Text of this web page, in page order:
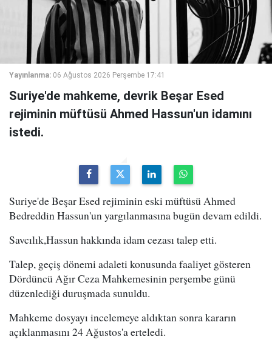
Yayınlanma: 06 Ağustos 2026 Perşembe 17:41
Suriye'de mahkeme, devrik Beşar Esed
rejiminin müftüsü Ahmed Hassun'un idamını
istedi.
Suriye'de Beşar Esed rejiminin eski müftüsü Ahmed
Bedreddin Hassun'un yargılanmasına bugün devam edildi.
Savcılık,Hassun hakkında idam cezası talep etti.
Talep, geçiş dönemi adaleti konusunda faaliyet gösteren
Dördüncü Ağır Ceza Mahkemesinin perşembe günü
düzenlediği duruşmada sunuldu.
Mahkeme dosyayı incelemeye aldıktan sonra kararın
açıklanmasını 24 Ağustos'a erteledi.